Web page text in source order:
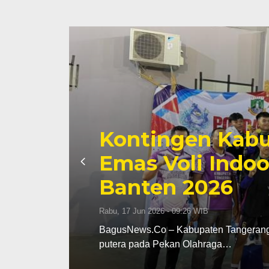
Kontingen
Emas Voli Indoor
Banten 2026
Rabu, 17 Jun 2026 - 09:26 WIB
BagusNews.Co – Kabupaten Tangerang meraih
putera pada Pekan Olahraga…